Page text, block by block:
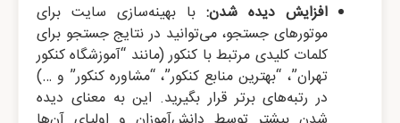
افزایش دیده شدن: با بهینه‌سازی سایت برای
موتورهای جستجو، می‌توانید در نتایج جستجو برای
کلمات کلیدی مرتبط با کنکور (مانند “آموزشگاه کنکور
تهران”، “بهترین منابع کنکور”، “مشاوره کنکور” و …)
در رتبه‌های برتر قرار بگیرید. این به معنای دیده